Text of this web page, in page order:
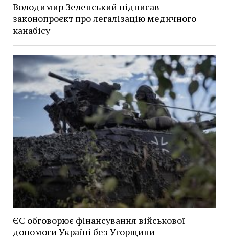
Володимир Зеленський підписав
законопроєкт про легалізацію медичного
канабісу
ЄС обговорює фінансування військової
допомоги Україні без Угорщини